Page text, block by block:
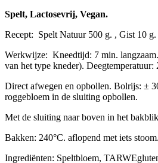
Spelt, Lactosevrij, Vegan.
Recept: Spelt Natuur 500 g. , Gist 10
Werkwijze: Kneedtijd: 7 min.
van het type kneder). Deegtemperatuur:
Direct afwegen en opbollen. Bolrijs: ±
roggebloem in de sluiting opbollen.
Met de sluiting naar boven in het
Bakken: 240°C. aflopend met iets
Ingrediënten: Speltbloem,